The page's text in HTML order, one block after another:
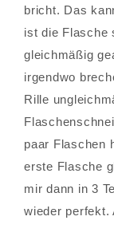
bricht. Das
ist die Flasche
gleichmäßig
irgendwo
Rille
paar Flaschen
erste Flasche
mir dann in 3
wieder perfekt.